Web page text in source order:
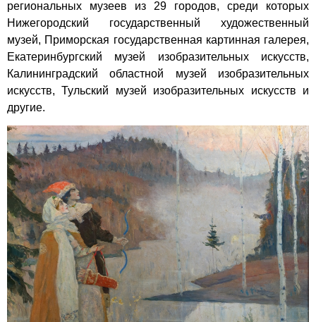
региональных музеев из 29 городов, среди которых
Нижегородский государственный художественный
музей, Приморская государственная картинная галерея,
Екатеринбургский музей изобразительных искусств,
Калининградский областной музей изобразительных
искусств, Тульский музей изобразительных искусств и
другие.